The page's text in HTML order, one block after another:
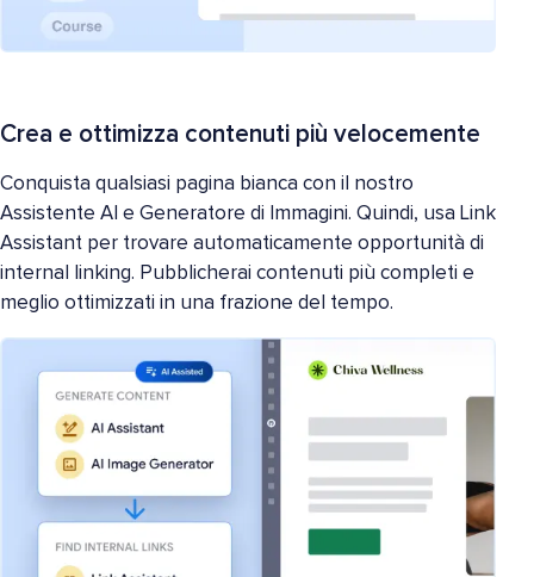
Crea e ottimizza contenuti più velocemente
Conquista qualsiasi pagina bianca con il nostro
Assistente AI e Generatore di Immagini. Quindi, usa Link
Assistant per trovare automaticamente opportunità di
internal linking. Pubblicherai contenuti più completi e
meglio ottimizzati in una frazione del tempo.